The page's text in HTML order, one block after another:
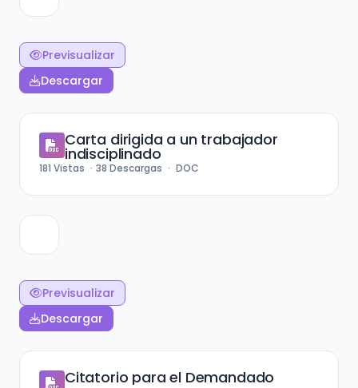
Previsualizar
Descargar
Carta dirigida a un trabajador
indisciplinado
181 Vistas 38 Descargas DOC
Previsualizar
Descargar
Citatorio para el Demandado